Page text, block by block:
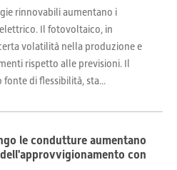
rinnovabili aumentano i
Il fotovoltaico, in
volatilità nella produzione e
rispetto alle previsioni. Il
di flessibilità, sta...
le condutture aumentano
con